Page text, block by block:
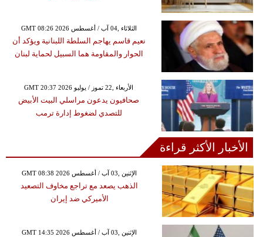
GMT 08:26 2026 الثلاثاء ,04 آب / أغسطس
نعيم قاسم يهاجم السلطة اللبنانية ويؤكد أن
الحوار والمقاومة هما السبيل لحماية لبنان
GMT 20:37 2026 الأربعاء ,22 تموز / يوليو
صحافيون يدعون مراسلي البيت الأبيض
للتصدي لضغوط إدارة ترمب
الأخبار الأكثر قراءة
GMT 08:38 2026 الإثنين ,03 آب / أغسطس
الذهب يصعد مع تراجع مخاوف التصعيد
الأميركي ضد إيران
GMT 14:35 2026 الإثنين ,03 آب / أغسطس